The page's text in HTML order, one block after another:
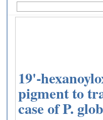
19'-
pigment to
case of P.